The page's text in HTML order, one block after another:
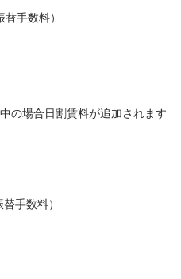
手数料）
の場合日割賃料が追加されます
手数料）